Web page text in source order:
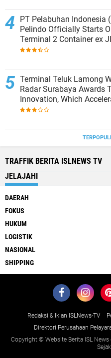
PT Pelabuhan Indonesia
Pelindo Officially Starts
Terminal 2 Container ex
Strengthening
Terminal Teluk Lamong
Radar Surabaya Awards
Innovation, Which
Logistics Services
TRAFFIK BERITA ISLNEWS TV
JELAJAHI
DAERAH
FOKUS
HUKUM
LOGISTIK
NASIONAL
SHIPPING
Redaksi & Iklan ISLNews-TV
Direktori Perusahaan
Copyright © Website Berita ISL